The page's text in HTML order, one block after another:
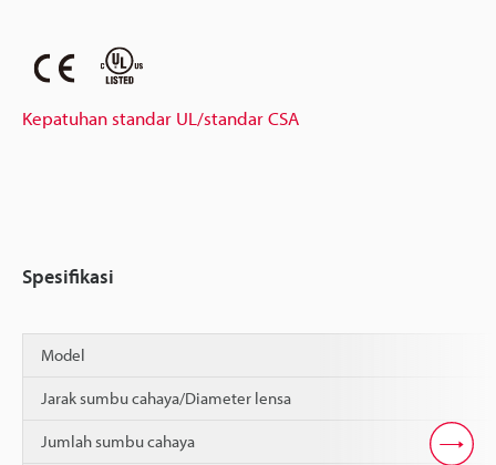
Kepatuhan standar UL/standar CSA
Spesifikasi
Model
Jarak sumbu cahaya/Diameter lensa
Jumlah sumbu cahaya